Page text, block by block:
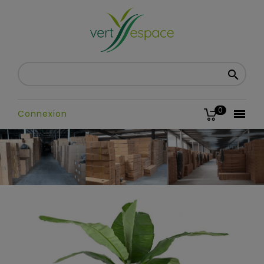


0
Connexion